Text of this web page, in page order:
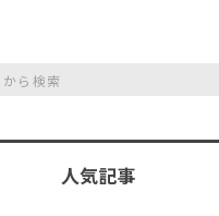
き
様から）・・休止中（’2
利用のルールやガイドラその他
人気記事